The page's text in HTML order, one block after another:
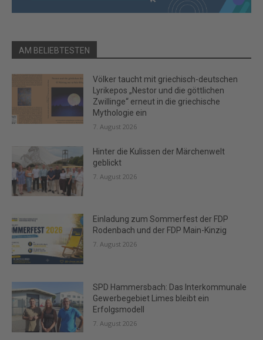
AM BELIEBTESTEN
Völker taucht mit griechisch-deutschen
Lyrikepos „Nestor und die göttlichen
Zwillinge“ erneut in die griechische
Mythologie ein
7. August 2026
Hinter die Kulissen der Märchenwelt
geblickt
7. August 2026
Einladung zum Sommerfest der FDP
Rodenbach und der FDP Main-Kinzig
7. August 2026
SPD Hammersbach: Das Interkommunale
Gewerbegebiet Limes bleibt ein
Erfolgsmodell
7. August 2026